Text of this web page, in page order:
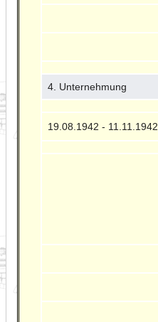
4. Unternehmung
19.08.1942 - 11.11.1942